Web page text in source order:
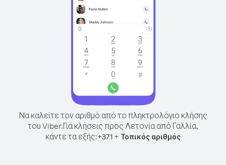
Να καλείτε τον αριθμό από το πληκτρολόγιο κλήσης
του Viber.Για κλήσεις προς Λετονία από Γαλλία,
κάντε τα εξής:+371 + Τοπικός αριθμός